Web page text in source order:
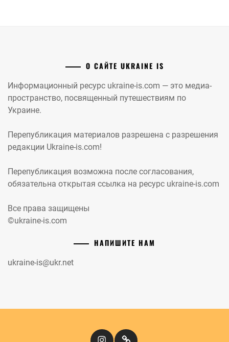
О САЙТЕ UKRAINE IS
Информационный ресурс ukraine-is.com — это медиа-
пространство, посвященный путешествиям по
Украине.
Перепубликация материалов разрешена с разрешения
редакции Ukraine-is.com!
Перепубликация возможна после согласования,
обязательна открытая ссылка на ресурс ukraine-is.com
Все права защищены
©ukraine-is.com
НАПИШИТЕ НАМ
ukraine-is@ukr.net
InstagramКіномандри